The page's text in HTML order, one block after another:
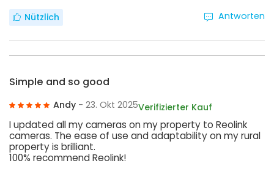
Nützlich Antworten
Simple and so good
Andy - 23. Okt 2025Verifizierter Kauf
I updated all my cameras on my property to Reolink
cameras. The ease of use and adaptability on my rural
property is brilliant.
100% recommend Reolink!